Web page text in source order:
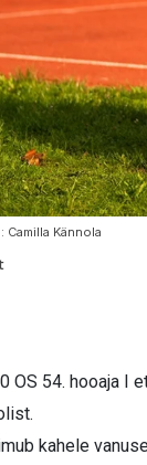
Kännola
OS 54. hooaja I
kahele